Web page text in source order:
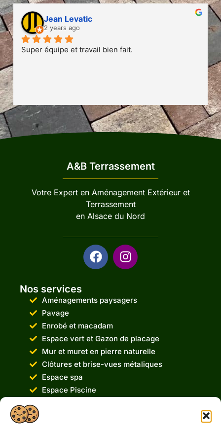
Jean Levatic
2 years ago
Super équipe et travail bien fait.
A&B Terrassement
Votre Expert en Aménagement Extérieur et
Terrassement
en Alsace du Nord
Nos services
Aménagements paysagers
Pavage
Enrobé et macadam
Espace vert et Gazon de placage
Mur et muret en pierre naturelle
Clôtures et brise-vues métaliques
Espace spa
Espace Piscine